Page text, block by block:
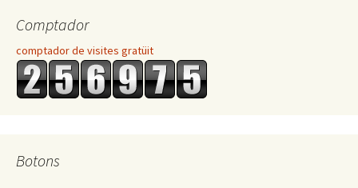
Comptador
comptador de visites gratüit
Botons